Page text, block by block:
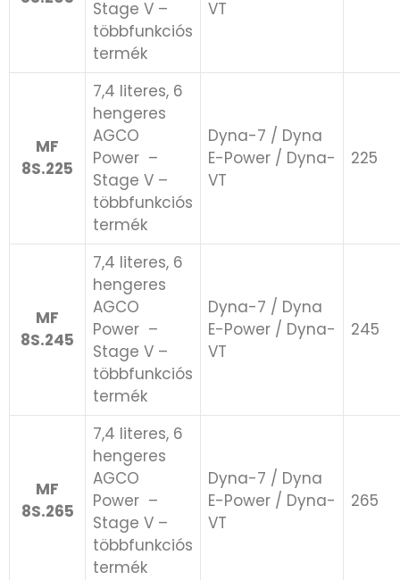
Stage V –
többfunkciós
termék
VT
MF
8S.225
7,4 literes, 6
hengeres
AGCO
Power ​ –
Stage V –
többfunkciós
termék
Dyna-7 / Dyna
E-Power / Dyna-
VT
225
MF
8S.245
7,4 literes, 6
hengeres
AGCO
Power ​ –
Stage V –
többfunkciós
termék
Dyna-7 / Dyna
E-Power / Dyna-
VT
245
MF
8S.265
7,4 literes, 6
hengeres
AGCO
Power ​ –
Stage V –
többfunkciós
termék
Dyna-7 / Dyna
E-Power / Dyna-
VT
265